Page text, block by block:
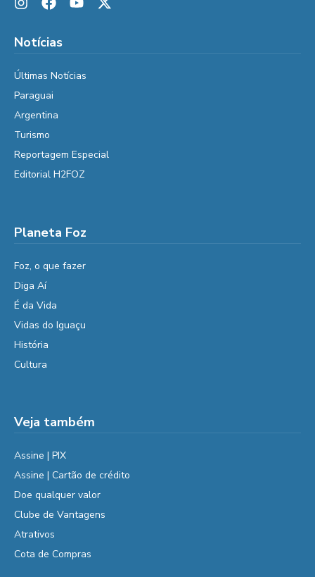
Notícias
Últimas Notícias
Paraguai
Argentina
Turismo
Reportagem Especial
Editorial H2FOZ
Planeta Foz
Foz, o que fazer
Diga Aí
É da Vida
Vidas do Iguaçu
História
Cultura
Veja também
Assine | PIX
Assine | Cartão de crédito
Doe qualquer valor
Clube de Vantagens
Atrativos
Cota de Compras